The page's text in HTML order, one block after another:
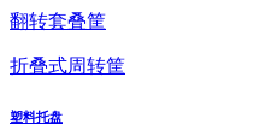
翻转套叠筐
折叠式周转筐
塑料托盘